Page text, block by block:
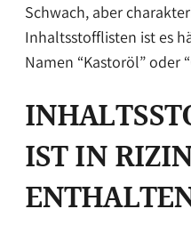
Schwach, aber
Inhaltsstofflisten ist es
Namen “Kastoröl” oder
IST IN